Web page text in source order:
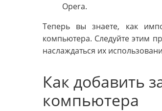
Opera.
Теперь вы знаете, как
компьютера. Следуйте этим
наслаждаться их
Как добавить
компьютера